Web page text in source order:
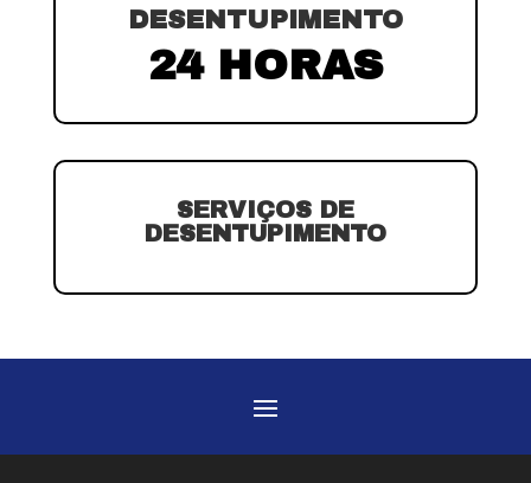
DESENTUPIMENTO
24 HORAS
SERVIÇOS DE
DESENTUPIMENTO